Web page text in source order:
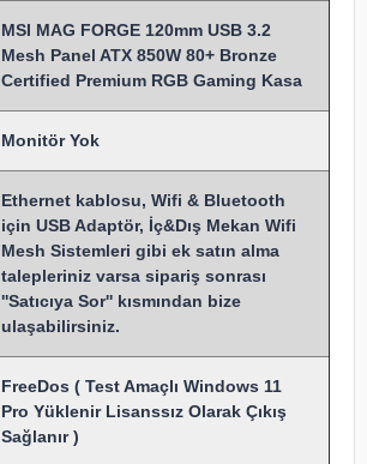
MSI MAG FORGE 120mm USB 3.2
Mesh Panel ATX 850W 80+ Bronze
Certified Premium RGB Gaming Kasa
Monitör Yok
Ethernet kablosu, Wifi & Bluetooth
için USB Adaptör, İç&Dış Mekan Wifi
Mesh Sistemleri gibi ek satın alma
talepleriniz varsa sipariş sonrası
''Satıcıya Sor'' kısmından bize
ulaşabilirsiniz.
FreeDos ( Test Amaçlı Windows 11
Pro Yüklenir Lisanssız Olarak Çıkış
Sağlanır )